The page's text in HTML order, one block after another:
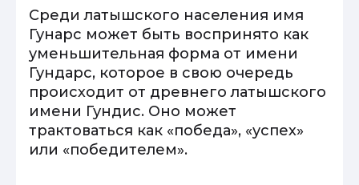
Среди латышского населения имя
Гунарс может быть воспринято как
уменьшительная форма от имени
Гундарс, которое в свою очередь
происходит от древнего латышского
имени Гундис. Оно может
трактоваться как «победа», «успех»
или «победителем».